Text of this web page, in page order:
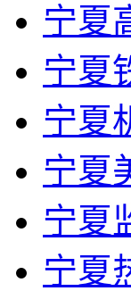
宁夏
宁夏
宁夏
宁夏
宁夏
宁夏